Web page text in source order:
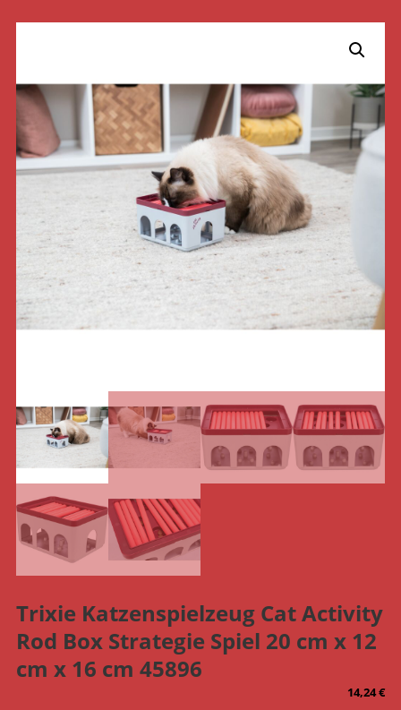
Trixie Katzenspielzeug Cat Activity
Rod Box Strategie Spiel 20 cm x 12
cm x 16 cm 45896
14,24€